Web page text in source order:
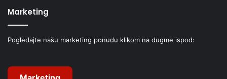
Marketing
Pogledajte našu marketing ponudu klikom na dugme ispod: